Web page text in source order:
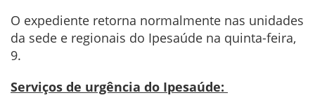
O expediente retorna normalmente nas unidades
da sede e regionais do Ipesaúde na quinta-feira,
9.
Serviços de urgência do Ipesaúde: